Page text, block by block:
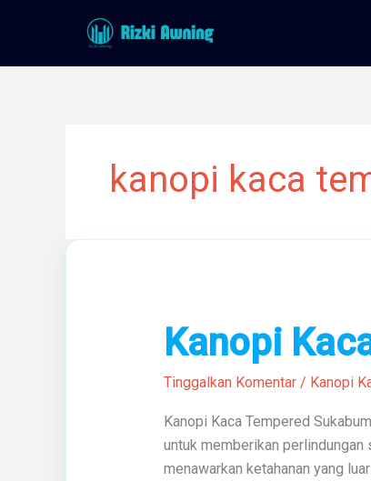
kanopi kaca
Kanopi
Tinggalkan Komentar / Kanopi
Kanopi Kaca Tempered
untuk memberikan
menawarkan ketahanan yang
Kanopi
Kaca
Tempered